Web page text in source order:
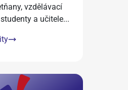
vzdělávací
a učitele...